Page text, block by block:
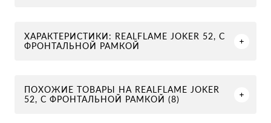
ХАРАКТЕРИСТИКИ: REALFLAME JOKER 52, С
ФРОНТАЛЬНОЙ РАМКОЙ
ПОХОЖИЕ ТОВАРЫ НА REALFLAME JOKER
52, С ФРОНТАЛЬНОЙ РАМКОЙ (8)